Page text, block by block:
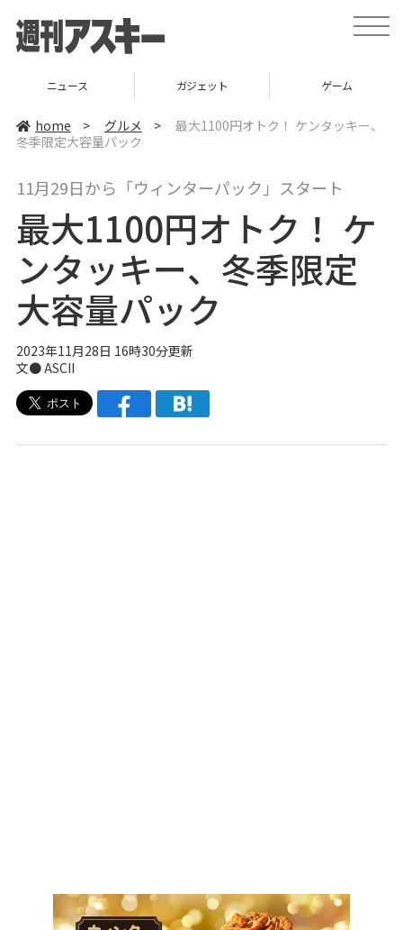
t
o
v
n
ニュース ガジェット ゲーム
home > グルメ >
最大1100円オトク！ ケンタッキー、
冬季限定大容量パック
11月29日から「ウィンターパック」スタート
最大1100円オトク！ ケ
ンタッキー、冬季限定
大容量パック
2023年11月28日 16時30分更新
文● ASCII